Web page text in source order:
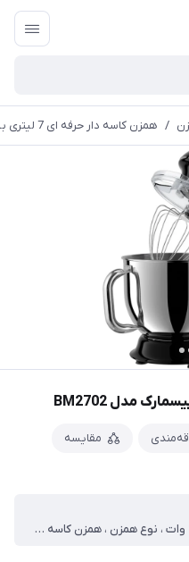
/ همزن کاسه دار حرفه ای 7 لیتری بیسمارک مدل BM2702
مقایسه
توان ، 1500 وات ، نوع همزن ، همزن کاسه دار صنعتی ، جنس بدنه ، پلاستیک ، عملکرد توربو ، دارد ، تعداد سری ها ، 3 سری ، عملکرد سری ها ، سری همزن - سری خمیر زن - سری خامه زن ، جنس سری ها ، استیل ضد زنگ ، کاسه ، دارد ، جنس کاسه ، استیل ضد زنگ ، تنظیمات سرعت ، 6 سرعت ، طول سیم ، 1.2 متر ، اندازه کاسه ، 7 لیتر ، قابلیت جداسازی آسان تیغه ، دارد ، چرخش اتوماتیک کاسه ، ندارد ، خمیرزن ، دارد ، توضیحات ، دارای صفحه نمایش LED